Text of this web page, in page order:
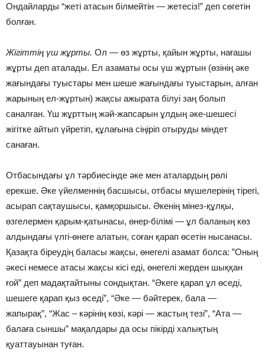
Ондайларды “жетi атасын бiлмейтiн — жетесiз!” деп сөгетiн
болған.
Жiгiттiң үш жұрты. Ол — өз жұрты, қайын жұрты, нағашы
жұрты деп аталады. Ел азаматы осы үш жұртын (өзiнiң әке
жағындағы туыстары мен шеше жағындағы туыстарын, алған
жарының ел-жұртын) жақсы ажырата бiлуi заң болып
саналған. Үш жұрттың жәй-жапсарын ұлдың әке-шешесi
жiгiтке айтып үйретiп, құлағына сiңiрiп отыруды мiндет
санаған.
Отбасындағы ұл тәрбиесiнде әке мен аталардың рөлi
ерекше. Әке үйелменнiң басшысы, отбасы мүшелерiнiң тiрегi,
асырап сақтаушысы, қамқоршысы. Әкенiң мiнез-құлқы,
өзгелермен қарым-қатынасы, өнер-бiлiмi — ұл баланың көз
алдындағы үлгi-өнеге алатын, соған қарап өсетiн нысанасы.
Қазақта бiреудiң баласы жақсы, өнегелi азамат болса: ”Оның
әкесi немесе атасы жақсы кiсi едi, өнегелi жерден шыққан
ғой” деп мадақтайтыны сондықтан. “Әкеге қарап ұл өседi,
шешеге қарап қыз өседi”, “Әке — бәйтерек, бала —
жапырақ”, “Жас – кәрiнiң көзi, кәрi — жастың тезi”, “Ата —
балаға сыншы” мақалдары да осы пiкiрдi халықтың
қуаттауынан туған.